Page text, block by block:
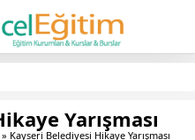
Yarışması
» Kayseri Belediyesi Hikaye Yarışması